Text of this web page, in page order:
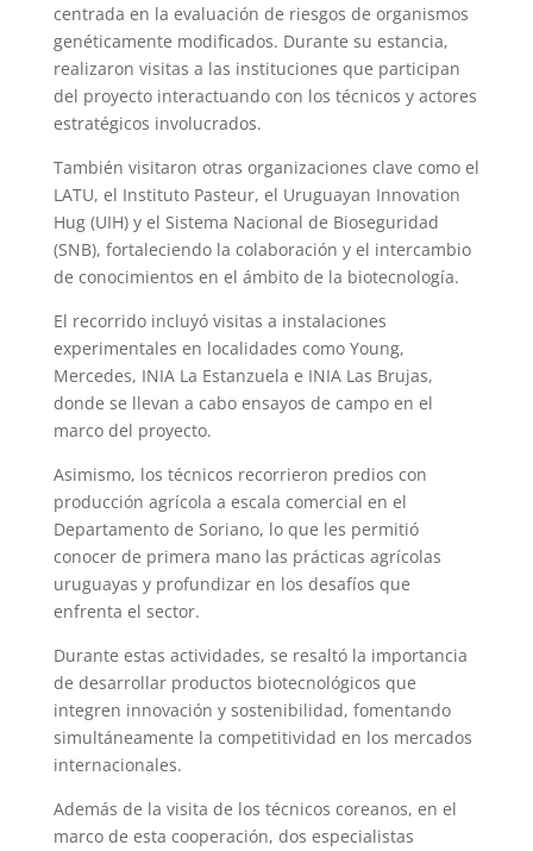
centrada en la evaluación de riesgos de organismos
genéticamente modificados. Durante su estancia,
realizaron visitas a las instituciones que participan
del proyecto interactuando con los técnicos y actores
estratégicos involucrados.
También visitaron otras organizaciones clave como el
LATU, el Instituto Pasteur, el Uruguayan Innovation
Hug (UIH) y el Sistema Nacional de Bioseguridad
(SNB), fortaleciendo la colaboración y el intercambio
de conocimientos en el ámbito de la biotecnología.
El recorrido incluyó visitas a instalaciones
experimentales en localidades como Young,
Mercedes, INIA La Estanzuela e INIA Las Brujas,
donde se llevan a cabo ensayos de campo en el
marco del proyecto.
Asimismo, los técnicos recorrieron predios con
producción agrícola a escala comercial en el
Departamento de Soriano, lo que les permitió
conocer de primera mano las prácticas agrícolas
uruguayas y profundizar en los desafíos que
enfrenta el sector.
Durante estas actividades, se resaltó la importancia
de desarrollar productos biotecnológicos que
integren innovación y sostenibilidad, fomentando
simultáneamente la competitividad en los mercados
internacionales.
Además de la visita de los técnicos coreanos, en el
marco de esta cooperación, dos especialistas